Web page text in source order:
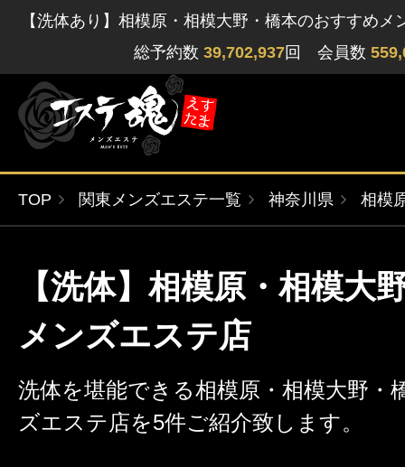
【洗体あり】相模原・相模大野・橋本のおすすめメ
総予約数 39,702,937回 会員数
閲覧履歴
ゲストさん
北海道・東北版 九州・沖縄版
無料会員登録
ログイン
TOP 関東メンズエステ一覧 神奈川県 相模
【洗体】相模原・相模大
メンズエステ店
洗体を堪能できる相模原・相模大野・
ズエステ店を5件ご紹介致します。